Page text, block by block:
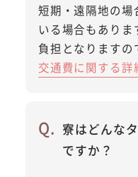
短期・遠隔地の場
いる場合もあり
負担となりますの
交通費に関する詳
寮はどんな
ですか？